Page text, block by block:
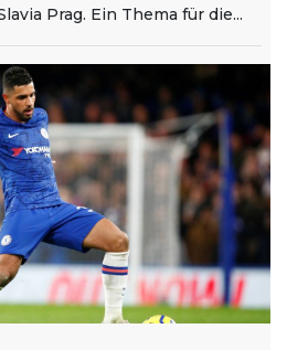
Prag. Ein Thema für die...